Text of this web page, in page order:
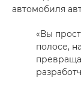
автомобиля
«Вы
полосе,